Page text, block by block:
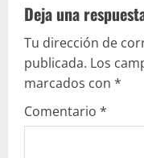
l
e
y
e
Deja una
Tu dirección de
publicada. Los
marcados con *
Comentario *